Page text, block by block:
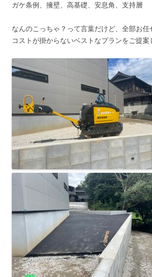
ガケ条例、擁壁、高基礎、安息角、支持層
なんのこっちゃ？って言葉だけど、全部お任
コストが掛からないベストなプランをご提案